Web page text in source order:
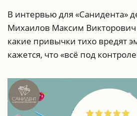
В интервью для «Санидента»
Михаилов Максим Викторович
какие привычки тихо вредят
кажется, что «всё под